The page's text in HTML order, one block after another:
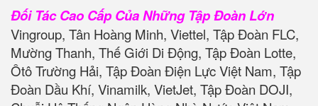
Đối Tác Cao Cấp Của Những Tập Đoàn Lớn
Vingroup, Tân Hoàng Minh, Viettel, Tập Đoàn FLC,
Mường Thanh, Thế Giới Di Động, Tập Đoàn Lotte,
Ôtô Trường Hải, Tập Đoàn Điện Lực Việt Nam, Tập
Đoàn Dầu Khí, Vinamilk, VietJet, Tập Đoàn DOJI,